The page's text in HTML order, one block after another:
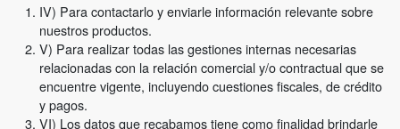
IV) Para contactarlo y enviarle información relevante sobre
nuestros productos.
V) Para realizar todas las gestiones internas necesarias
relacionadas con la relación comercial y/o contractual que se
encuentre vigente, incluyendo cuestiones fiscales, de crédito
y pagos.
VI) Los datos que recabamos tiene como finalidad brindarle